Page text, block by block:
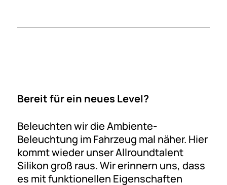
Bereit für ein neues Level?
Beleuchten wir die Ambiente-
Beleuchtung im Fahrzeug mal näher. Hier
kommt wieder unser Allroundtalent
Silikon groß raus. Wir erinnern uns, dass
es mit funktionellen Eigenschaften